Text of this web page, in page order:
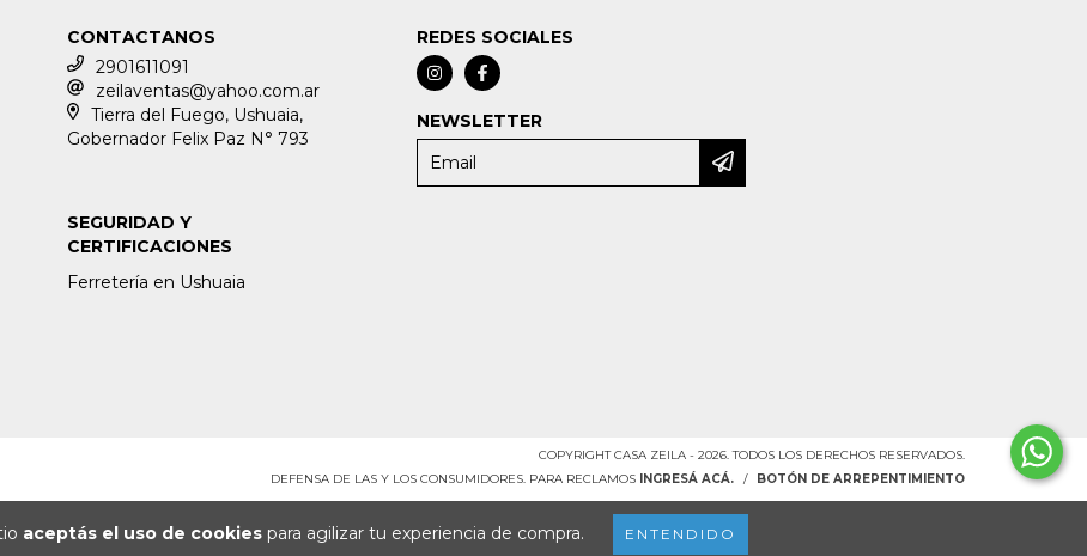
aceptás el uso de cookies para agilizar tu experiencia de compra. ENTENDIDO
CONTACTANOS
2901611091
zeilaventas@yahoo.com.ar
Tierra del Fuego, Ushuaia,
Gobernador Felix Paz N° 793
REDES SOCIALES
NEWSLETTER
SEGURIDAD Y
CERTIFICACIONES
Ferretería en Ushuaia
COPYRIGHT CASA ZEILA - 2026. TODOS LOS DERECHOS RESERVADOS.
DEFENSA DE LAS Y LOS CONSUMIDORES. PARA RECLAMOS INGRESÁ ACÁ. / BOTÓN DE ARREPENTIMIENTO